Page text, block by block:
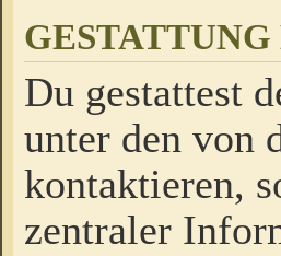
Du gestattest
unter den von
kontaktieren,
zentraler